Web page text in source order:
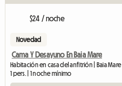
$24 / noche
Novedad
Cama Y Desayuno En Baia Mare
Habitación en casa del anfitrión | Baia Mare
1 pers. | 1 noche mínimo